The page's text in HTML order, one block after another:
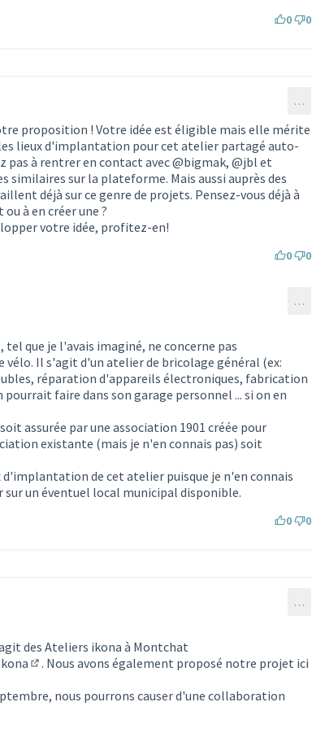
0 0
…
proposition ! Votre idée est éligible mais elle mérite
lieux d'implantation pour cet atelier partagé auto-
pas à rentrer en contact avec@bigmak, @jbl et
similaires sur la plateforme. Mais aussi auprès des
déjà sur ce genre de projets. Pensez-vous déjà à
à en créer une ?
votre idée, profitez-en!
0 0
613) …
que je l'avais imaginé, ne concerne pas
Il s'agit d'un atelier de bricolage général (ex:
réparation d'appareils électroniques, fabrication
faire dans son garage personnel ... si on en
assurée par une association 1901 créée pour
existante (mais je n'en connais pas) soit
d'implantation de cet atelier puisque je n'en connais
sur un éventuel local municipal disponible.
0 0
…
des Ateliers ikona à Montchat
. Nous avons également proposé notre projet ici
nous pourrons causer d'une collaboration